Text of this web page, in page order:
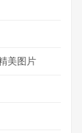
美图片